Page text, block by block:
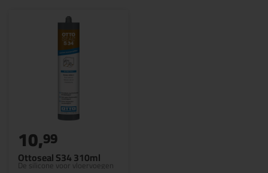
Ottoseal S34 310ml
De silicone voor vloervoegen
10,99